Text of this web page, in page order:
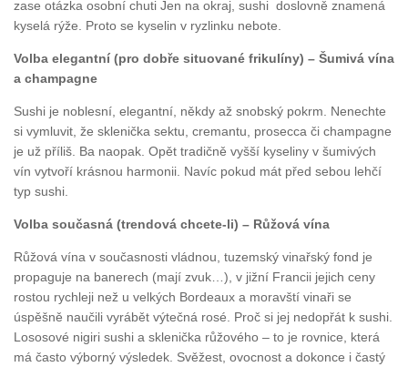
zase otázka osobní chuti Jen na okraj, sushi doslovně znamená
kyselá rýže. Proto se kyselin v ryzlinku nebote.
Volba elegantní (pro dobře situované frikulíny) – Šumivá vína
a champagne
Sushi je noblesní, elegantní, někdy až snobský pokrm. Nenechte
si vymluvit, že sklenička sektu, cremantu, prosecca či champagne
je už příliš. Ba naopak. Opět tradičně vyšší kyseliny v šumivých
vín vytvoří krásnou harmonii. Navíc pokud mát před sebou lehčí
typ sushi.
Volba současná (trendová chcete-li) – Růžová vína
Růžová vína v současnosti vládnou, tuzemský vinařský fond je
propaguje na banerech (mají zvuk…), v jižní Francii jejich ceny
rostou rychleji než u velkých Bordeaux a moravští vinaři se
úspěšně naučili vyrábět výtečná rosé. Proč si jej nedopřát k sushi.
Lososové nigiri sushi a sklenička růžového – to je rovnice, která
má často výborný výsledek. Svěžest, ovocnost a dokonce i častý